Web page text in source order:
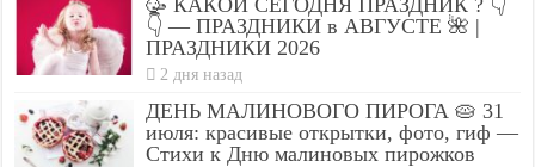
👇 — ПРАЗДНИКИ в АВГУСТЕ 🌺 |
ПРАЗДНИКИ 2026
2 дня назад
ДЕНЬ МАЛИНОВОГО ПИРОГА 🥧 31
июля: красивые открытки, фото, гиф —
Стихи к Дню малиновых пирожков